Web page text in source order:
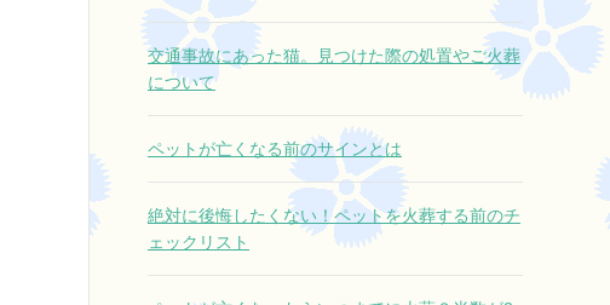
一人で抱えていた深い悲しさと切な
さ。
それでも今日はすぐに仕事が待ってい
ました。
そんな中で
本当に大きな心の支えになりました。
ここに電話して本当によかったです。
交通事故にあった猫。見つけた際の処置やご火葬
について
ペットが亡くなる前のサインとは
絶対に後悔したくない！ペットを火葬する前のチ
ェックリスト